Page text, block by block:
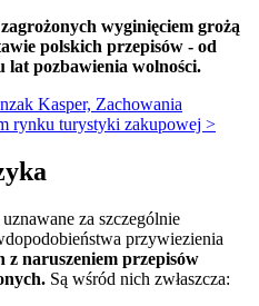
wyginięciem grożą
polskich przepisów - od
lat pozbawienia wolności.
Kasper, Zachowania
rynku turystyki zakupowej >
za szczególnie
przywiezienia
naruszeniem przepisów
Są wśród nich zwłaszcza: